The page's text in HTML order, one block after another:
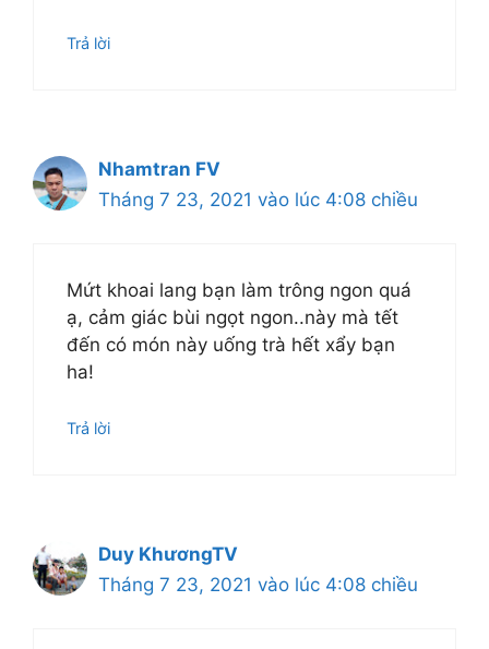
Trả lời
Nhamtran FV
Tháng 7 23, 2021 vào lúc 4:08 chiều
Mứt khoai lang bạn làm trông ngon quá
ạ, cảm giác bùi ngọt ngon..này mà tết
đến có món này uống trà hết xẩy bạn
ha!
Trả lời
Duy KhươngTV
Tháng 7 23, 2021 vào lúc 4:08 chiều